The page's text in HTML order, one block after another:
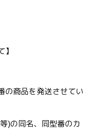
】
の商品を発送させてい
)の同名、同型番のカ